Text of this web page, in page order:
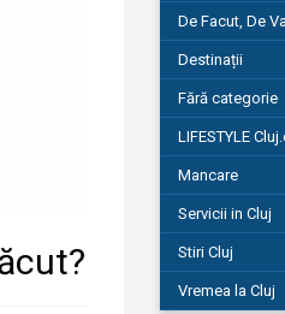
De Facut, De
Destinații
Fără categorie
LIFESTYLE
Mancare
Servicii in Cluj
Stiri Cluj
Vremea la Cluj